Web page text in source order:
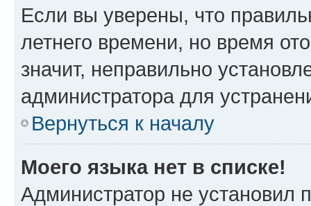
Если вы уверены, что
летнего времени, но время
значит, неправильно
администратора для
Вернуться к началу
Моего языка нет в списке!
Администратор не установил